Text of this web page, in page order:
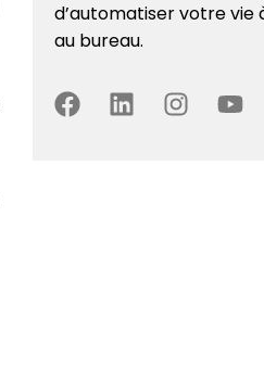
d’automatiser votre vie
au bureau.